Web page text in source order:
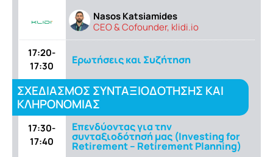
Nasos Katsiamides
CEO & Cofounder, klidi.io
17:20-
17:30
Eρωτήσεις και Συζήτηση
ΣΧΕΔΙΑΣΜΟΣ ΣΥΝΤΑΞΙΟΔΟΤΗΣΗΣ ΚΑΙ
ΚΛΗΡΟΝΟΜΙΑΣ
17:30-
17:40
Επενδύοντας για την
συνταξιοδότησή μας (Investing for
Retirement – Retirement Planning)